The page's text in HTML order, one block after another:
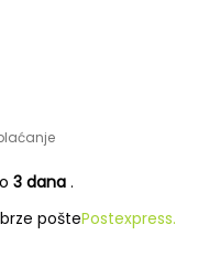
3 dana .
poštePostexpress.